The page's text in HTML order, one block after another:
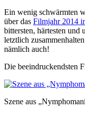
Ein wenig schwärmten
über das Filmjahr 2014
bittersten, härtesten und
letztlich
nämlich auch!
Die beeindruckendsten
Szene aus